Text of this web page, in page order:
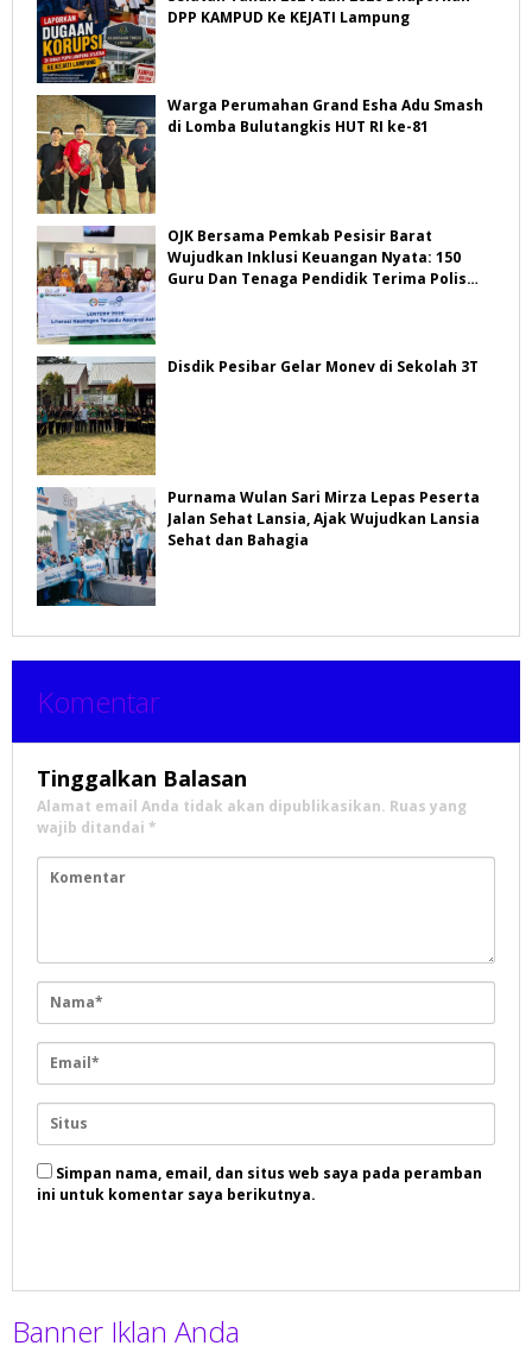
DPP KAMPUD Ke KEJATI Lampung
Warga Perumahan Grand Esha Adu Smash
di Lomba Bulutangkis HUT RI ke-81
OJK Bersama Pemkab Pesisir Barat
Wujudkan Inklusi Keuangan Nyata: 150
Guru Dan Tenaga Pendidik Terima Polis
Disdik Pesibar Gelar Monev di Sekolah 3T
Purnama Wulan Sari Mirza Lepas Peserta
Jalan Sehat Lansia, Ajak Wujudkan Lansia
Sehat dan Bahagia
Komentar
Tinggalkan Balasan
Alamat email Anda tidak akan dipublikasikan. Ruas yang
wajib ditandai *
Simpan nama, email, dan situs web saya pada peramban
ini untuk komentar saya berikutnya.
Banner Iklan Anda